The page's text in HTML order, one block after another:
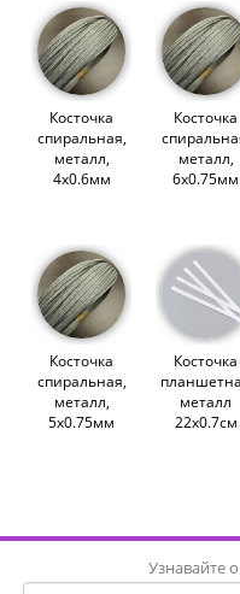
Косточка
спиральная,
металл,
4х0.6мм
Косточка
металл,
6х0.75мм
Косточка
спиральная,
металл,
5х0.75мм
Косточка
металл
22х0.7см
Узнавайте